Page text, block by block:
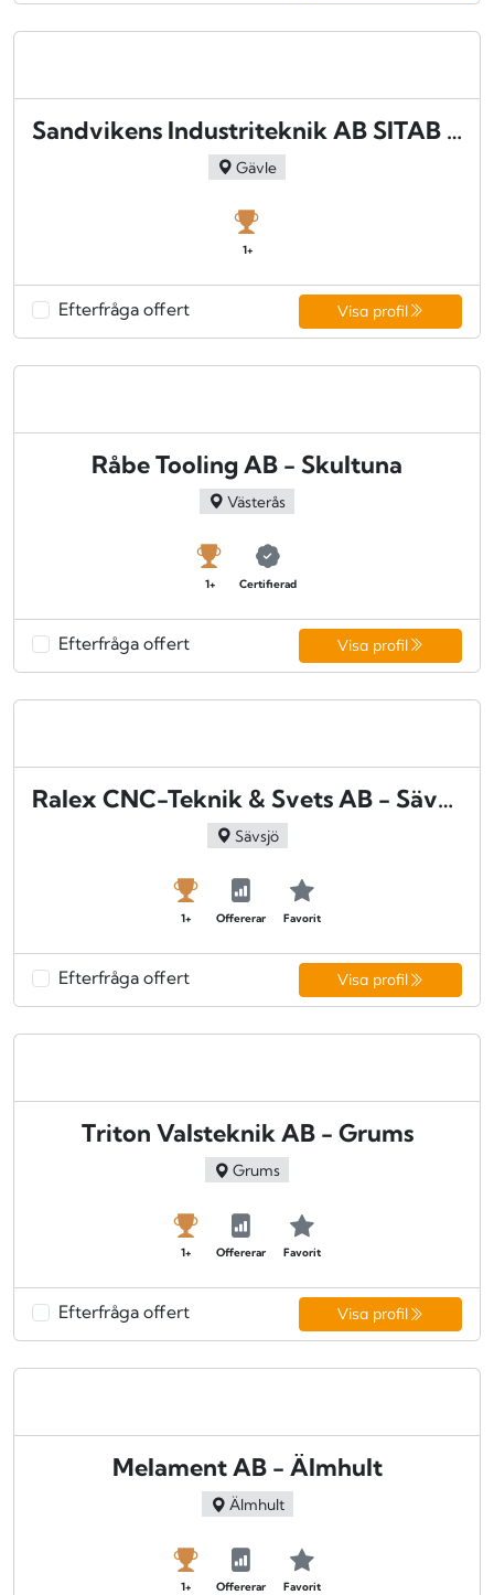
Sandvikens Industriteknik AB SITAB - Sandviken
Gävle
1+
Efterfråga offert Visa profil
Råbe Tooling AB - Skultuna
Västerås
1+ Certifierad
Efterfråga offert Visa profil
Ralex CNC-Teknik & Svets AB - Sävsjö
Sävsjö
1+ Offererar Favorit
Efterfråga offert Visa profil
Triton Valsteknik AB - Grums
Grums
1+ Offererar Favorit
Efterfråga offert Visa profil
Melament AB - Älmhult
Älmhult
1+ Offererar Favorit